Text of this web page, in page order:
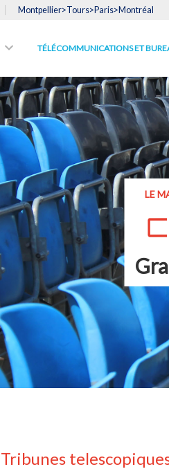
Montpellier>Tours>Paris>Montréal
TÉLÉCOMMUNICATIONS ET
LE
Tribunes